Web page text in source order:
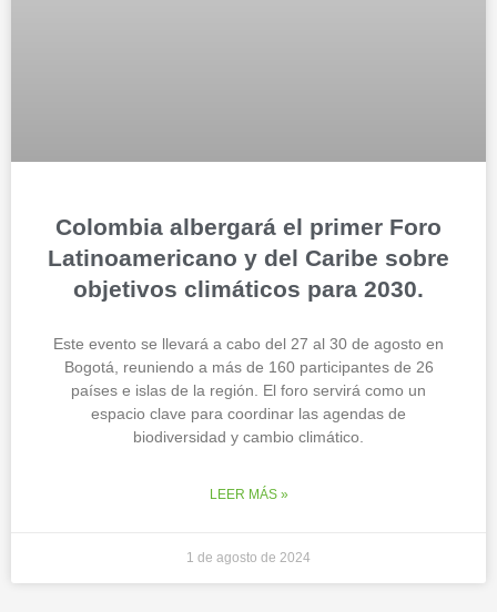
Colombia albergará el primer Foro
Latinoamericano y del Caribe sobre
objetivos climáticos para 2030.
Este evento se llevará a cabo del 27 al 30 de agosto en
Bogotá, reuniendo a más de 160 participantes de 26
países e islas de la región. El foro servirá como un
espacio clave para coordinar las agendas de
biodiversidad y cambio climático.
LEER MÁS »
1 de agosto de 2024